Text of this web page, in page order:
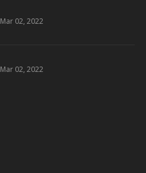
Mar 02, 2022
Mar 02, 2022